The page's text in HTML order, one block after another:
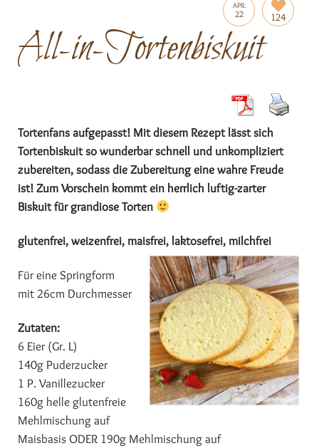
APR.
22 124
All-in-Tortenbiskuit
Tortenfans aufgepasst! Mit diesem Rezept lässt sich
Tortenbiskuit so wunderbar schnell und unkompliziert
zubereiten, sodass die Zubereitung eine wahre Freude
ist! Zum Vorschein kommt ein herrlich luftig-zarter
Biskuit für grandiose Torten
glutenfrei, weizenfrei, maisfrei, laktosefrei, milchfrei
Für eine Springform
mit 26cm Durchmesser
Zutaten:
6 Eier (Gr. L)
140g Puderzucker
1 P. Vanillezucker
160g helle glutenfreie
Mehlmischung auf
Maisbasis ODER 190g Mehlmischung auf